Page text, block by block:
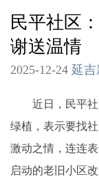
民平社区
谢送温情
2025-12-24 延吉
近日，民平社
绿植，表示要找
激动之情，连连
启动的老旧小区